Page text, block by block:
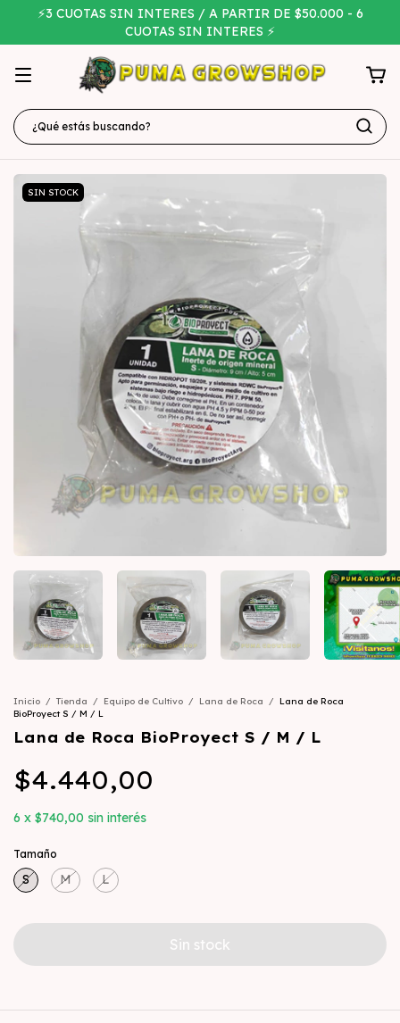
⚡3 CUOTAS SIN INTERES / A PARTIR DE $50.000 - 6
CUOTAS SIN INTERES ⚡
SIN STOCK
Inicio / Tienda / Equipo de Cultivo / Lana de Roca / Lana de Roca
BioProyect S / M / L
Lana de Roca BioProyect S / M / L
$4.440,00
6 x $740,00 sin interés
Tamaño
S M L